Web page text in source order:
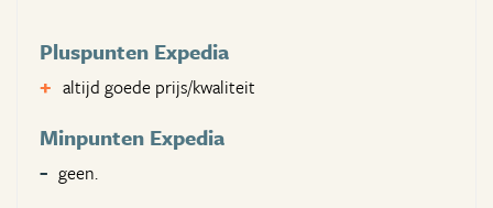
Pluspunten Expedia
altijd goede prijs/kwaliteit
Minpunten Expedia
geen.